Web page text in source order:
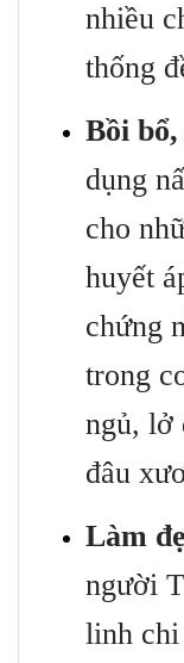
nhiều
thống
Bồi
dụng
cho
huyết
chứng
trong
ngủ, lở
đâu
Làm
người
linh chi